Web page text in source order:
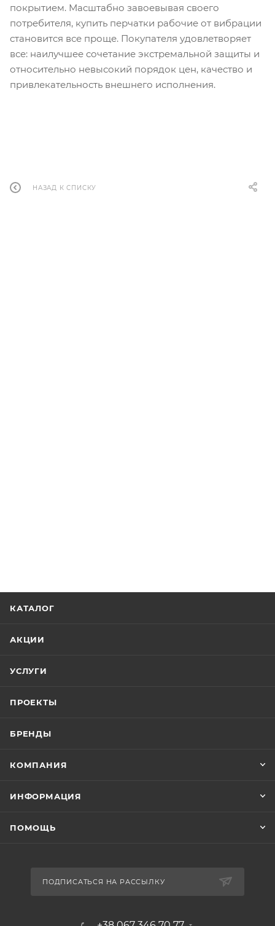
покрытием. Масштабно завоевывая своего
потребителя, купить перчатки рабочие от вибрации
становится все проще. Покупателя удовлетворяет
все: наилучшее сочетание экстремальной защиты и
относительно невысокий порядок цен, качество и
привлекательность внешнего исполнения.
НАЗАД К СПИСКУ
КАТАЛОГ
АКЦИИ
УСЛУГИ
ПРОЕКТЫ
БРЕНДЫ
КОМПАНИЯ
ИНФОРМАЦИЯ
ПОМОЩЬ
ПОДПИСАТЬСЯ НА РАССЫЛКУ